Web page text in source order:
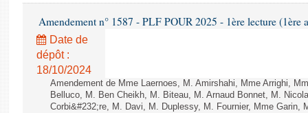
Amendement n° 1587 - PLF POUR 2025 - 1ère lecture (1ère
Date de
dépôt :
18/10/2024
Amendement de Mme Laernoes, M. Amirshahi, Mme Arrighi,
Belluco, M. Ben Cheikh, M. Biteau, M. Arnaud Bonnet, M.
Corbi&#232;re, M. Davi, M. Duplessy, M. Fournier, Mme Garin,